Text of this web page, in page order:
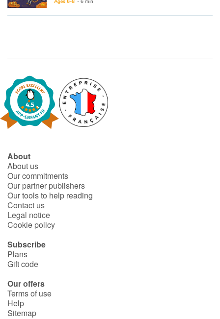
French book lists for children
Reading for children
Activities and workshops
About
About us
Our commitments
Our partner publishers
Our tools to help reading
Contact us
Legal notice
Cookie policy
Subscribe
Plans
Gift code
Our offers
Terms of use
Help
Sitemap